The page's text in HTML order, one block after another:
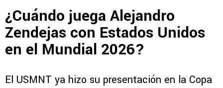
¿Cuándo juega Alejandro
Zendejas con Estados Unidos
en el Mundial 2026?
El USMNT ya hizo su presentación en la Copa